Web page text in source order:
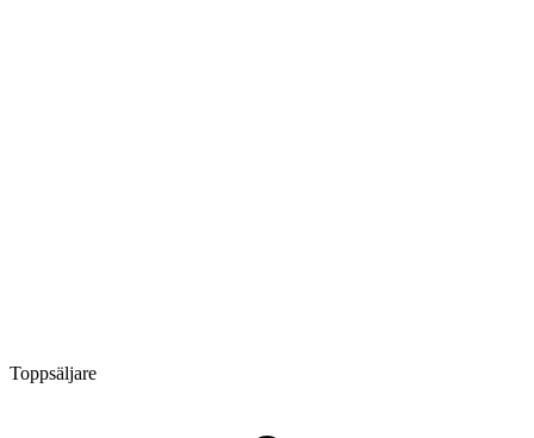
Toppsäljare